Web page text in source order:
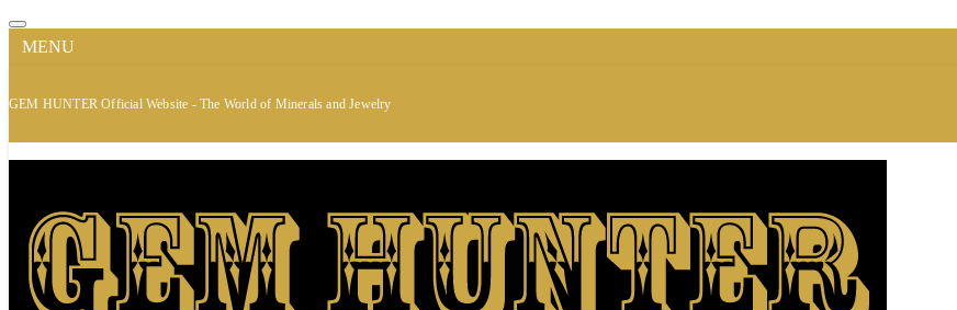
MENU
GEM HUNTER Official Website - The World of Minerals and Jewelry